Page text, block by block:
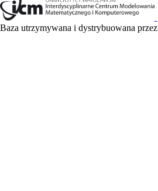
Baza utrzymywana i dystrybuowana przez